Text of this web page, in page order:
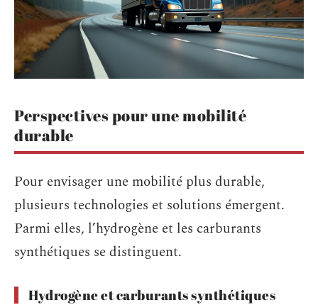
Perspectives pour une mobilité
durable
Pour envisager une mobilité plus durable,
plusieurs technologies et solutions émergent.
Parmi elles, l’hydrogène et les carburants
synthétiques se distinguent.
Hydrogène et carburants synthétiques